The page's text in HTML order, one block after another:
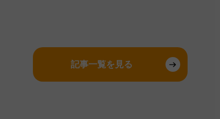
記事一覧を見る